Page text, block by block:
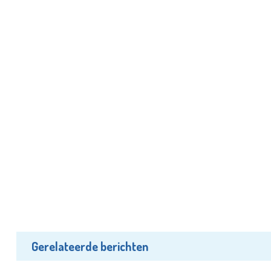
Gerelateerde berichten